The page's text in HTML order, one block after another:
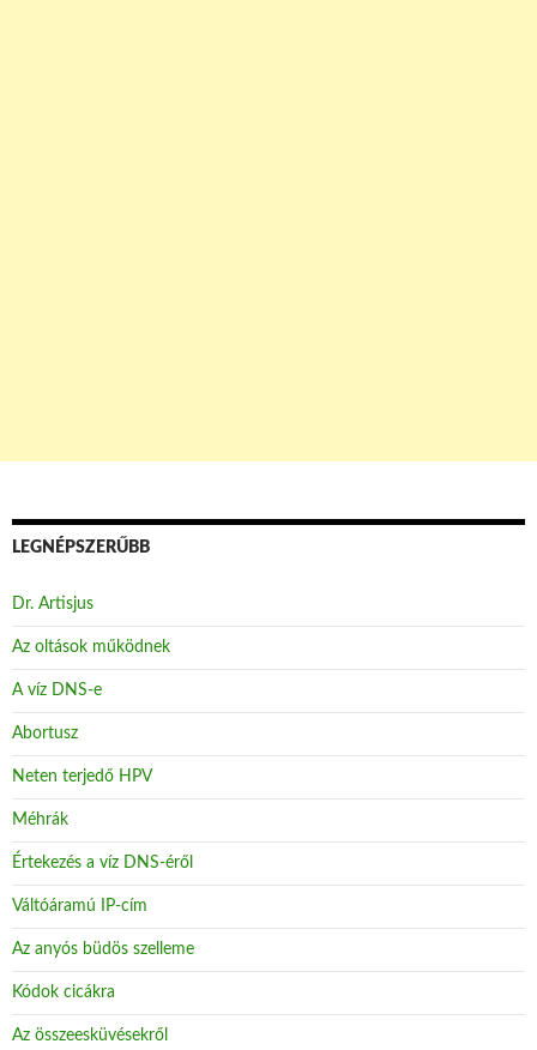
LEGNÉPSZERŰBB
Dr. Artisjus
Az oltások működnek
A víz DNS-e
Abortusz
Neten terjedő HPV
Méhrák
Értekezés a víz DNS-éről
Váltóáramú IP-cím
Az anyós büdös szelleme
Kódok cicákra
Az összeesküvésekről